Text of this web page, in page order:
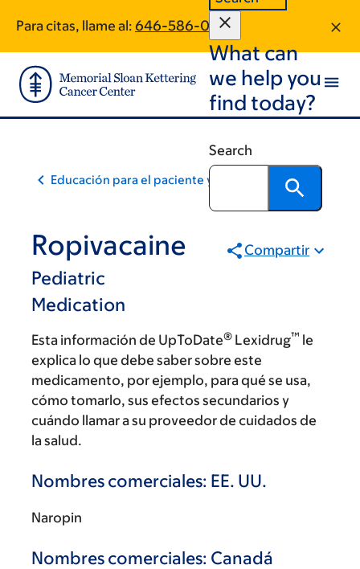
main
content
footer
Para citas, llame al: 646-586-0032
What can
we help you
find today?
Search
Educación para el paciente y la comunidad
Ropivacaine
Pediatric
Medication
Compartir
Esta información de UpToDate® Lexidrug™ le
explica lo que debe saber sobre este
medicamento, por ejemplo, para qué se usa,
cómo tomarlo, sus efectos secundarios y
cuándo llamar a su proveedor de cuidados de
la salud.
Nombres comerciales: EE. UU.
Naropin
Nombres comerciales: Canadá